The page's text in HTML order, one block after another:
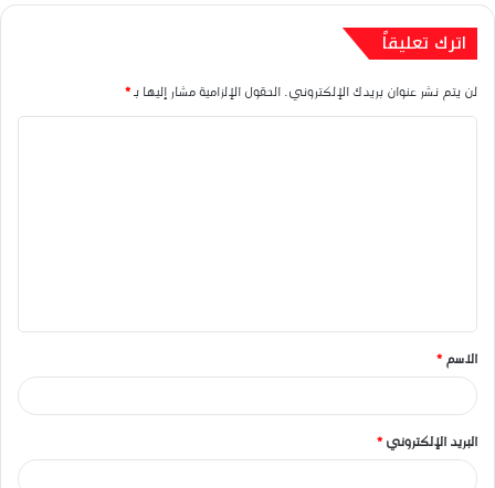
اترك تعليقاً
لن يتم نشر عنوان بريدك الإلكتروني. الحقول الإلزامية مشار إليها بـ*
ق
*
الاسم *
البريد الإلكتروني *